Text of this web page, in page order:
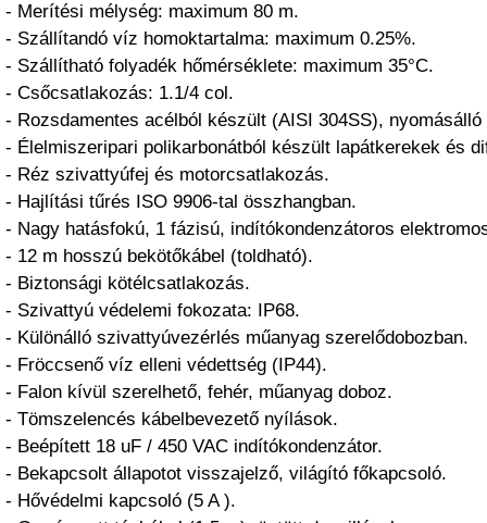
- Merítési mélység: maximum 80 m.
- Szállítandó víz homoktartalma: maximum 0.25%.
- Szállítható folyadék hőmérséklete: maximum 35°C.
- Csőcsatlakozás: 1.1/4 col.
- Rozsdamentes acélból készült (AISI 304SS), nyomásálló
- Élelmiszeripari polikarbonátból készült lapátkerekek és
- Réz szivattyúfej és motorcsatlakozás.
- Hajlítási tűrés ISO 9906-tal összhangban.
- Nagy hatásfokú, 1 fázisú, indítókondenzátoros
- 12 m hosszú bekötőkábel (toldható).
- Biztonsági kötélcsatlakozás.
- Szivattyú védelemi fokozata: IP68.
- Különálló szivattyúvezérlés műanyag szerelődobozban.
- Fröccsenő víz elleni védettség (IP44).
- Falon kívül szerelhető, fehér, műanyag doboz.
- Tömszelencés kábelbevezető nyílások.
- Beépített 18 uF / 450 VAC indítókondenzátor.
- Bekapcsolt állapotot visszajelző, világító főkapcsoló.
- Hővédelmi kapcsoló (5 A ).